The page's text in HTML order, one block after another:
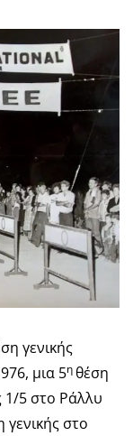
γενικής
μια 5ηθέση
1/5 στο Ράλλυ
γενικής στο